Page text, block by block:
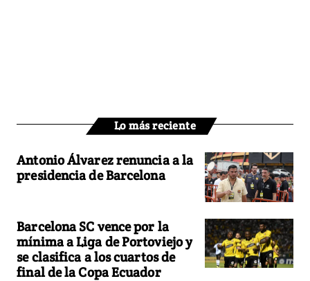
Lo más reciente
Antonio Álvarez renuncia a la
presidencia de Barcelona
Barcelona SC vence por la
mínima a Liga de Portoviejo y
se clasifica a los cuartos de
final de la Copa Ecuador